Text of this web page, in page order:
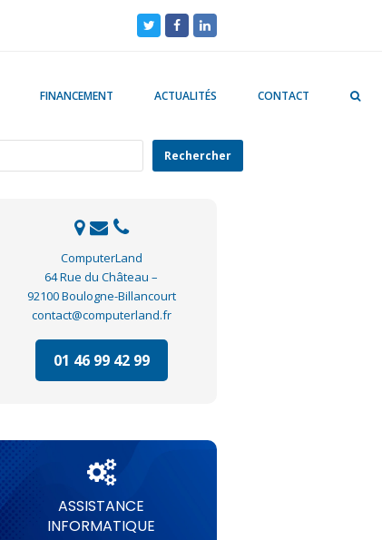
TwitterFacebookLinkedIn
FINANCEMENT ACTUALITÉS CONTACT
Rechercher
ComputerLand
64 Rue du Château –
92100 Boulogne-Billancourt
contact@computerland.fr
01 46 99 42 99
ASSISTANCE
INFORMATIQUE